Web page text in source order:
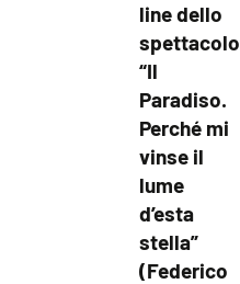
line dello
spettacolo
“Il
Paradiso.
Perché mi
vinse il
lume
d’esta
stella”
(Federico